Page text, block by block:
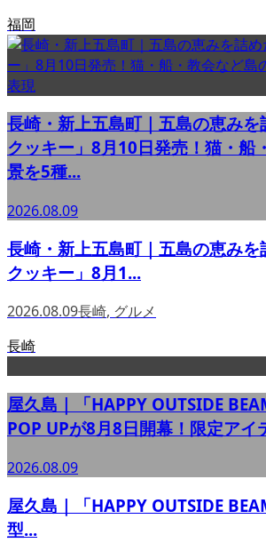
福岡
長崎・新上五島町｜五島の恵み
クッキー」8月10日発売！猫・船
景を5種...
2026.08.09
長崎・新上五島町｜五島の恵み
クッキー」8月1...
2026.08.09長崎, グルメ
長崎
屋久島｜「HAPPY OUTSIDE
POP UPが8月8日開幕！限定アイ
2026.08.09
屋久島｜「HAPPY OUTSIDE
型...